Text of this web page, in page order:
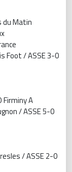
du Matin
Foot / ASSE 3-0
Firminy A
/ ASSE 5-0
/ ASSE 2-0